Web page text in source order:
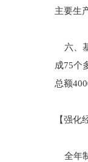
主要生
六、
成75个
总额
【强化
全年